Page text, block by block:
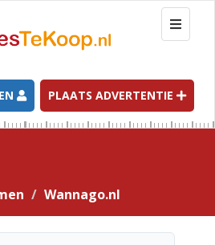
T
o
g
l
e
n
a
t
PLAATS ADVERTENTIE
Wannago.nl